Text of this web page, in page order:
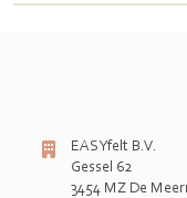
EASYfelt B.V.
Gessel 62
3454 MZ De